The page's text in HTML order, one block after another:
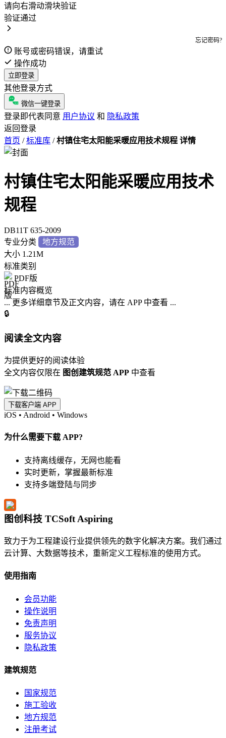
请向右滑动滑块验证
验证通过
忘记密码?
账号或密码错误，请重试
操作成功
立即登录
其他登录方式
微信一键登录
登录即代表同意 用户协议 和 隐私政策
返回登录
首页 / 标准库 / 村镇住宅太阳能采暖应用技术规程 详情
村镇住宅太阳能采暖应用技术
规程
DB11T 635-2009
专业分类
地方规范
大小 1.21M
标准类别
PDF版
标准内容概览
... 更多详细章节及正文内容，请在 APP 中查看 ...
🔒
阅读全文内容
为提供更好的阅读体验
全文内容仅限在 图创建筑规范 APP 中查看
下载客户端 APP
iOS • Android • Windows
为什么需要下载 APP?
支持离线缓存，无网也能看
实时更新，掌握最新标准
支持多端登陆与同步
图创科技 TCSoft Aspiring
致力于为工程建设行业提供领先的数字化解决方案。我们通过
云计算、大数据等技术，重新定义工程标准的使用方式。
使用指南
会员功能
操作说明
免责声明
服务协议
隐私政策
建筑规范
国家规范
施工验收
地方规范
注册考试